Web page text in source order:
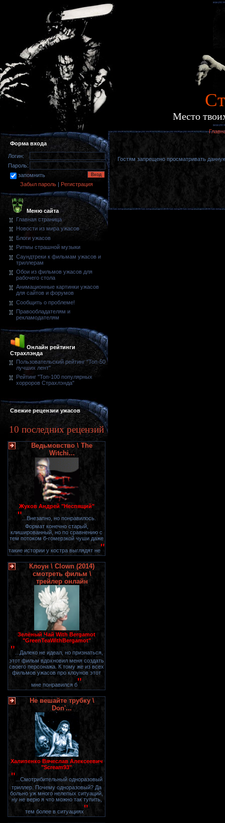
Место
Форма входа
Логин:
Пароль:
запомнить
Забыл пароль | Регистрация
Меню сайта
Главная страница
Новости из мира ужасов
Блоги ужасов
Ритмы страшной музыки
Саундтреки к фильмам ужасов и
триллерам
Обои из фильмов ужасов для
рабочего стола
Анимационные картинки ужасов
для сайтов и форумов
Сообщить о проблеме!
Правообладателям и
рекламодателям
Онлайн рейтинги
Страхлэнда
Пользовательский рейтинг "Топ-50
лучших лент"
Рейтинг "Топ-100 популярных
хорроров Страхлэнда"
Свежие рецензии ужасов
10 последних рецензий
Ведьмовство \ The
Witchi...
Жуков Андрей "Неспящий"
" ...Внезапно, но понравилось.
Формат конечно старый,
клишированный, но по сравнению с
тем потоком б-гомерзкой чуши даже
такие истории у костра выглядят не"
Клоун \ Clown (2014)
смотреть фильм \
трейлер онлайн
Зелёный Чай With Bergamot
"GreenTeaWithBergamot"
" ...Далеко не идеал, но признаться,
этот фильм вдохновил меня создать
своего персонажа. К тому же из всех
фильмов ужасов про клоунов этот
мне понравился б"
Не вешайте трубку \
Don'...
Халипенко Вячеслав Алексеевич
"Scream93"
" ...Смотрибительный одноразовый
триллер. Почему одноразовый? Да
больно уж много нелепых ситуаций,
ну не верю я что можно так тупить,
тем более в ситуациях"
Гостям запрещено просматривать